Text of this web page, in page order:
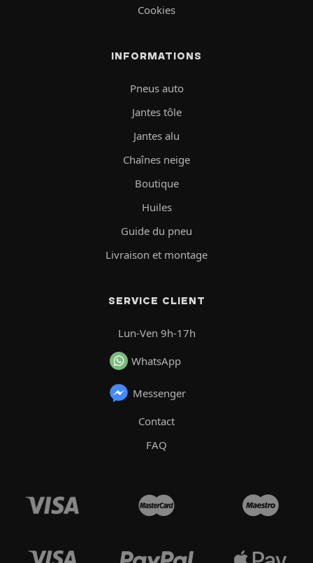
Cookies
INFORMATIONS
Pneus auto
Jantes tôle
Jantes alu
Chaînes neige
Boutique
Huiles
Guide du pneu
Livraison et montage
SERVICE CLIENT
Lun-Ven 9h-17h
WhatsApp
Messenger
Contact
FAQ